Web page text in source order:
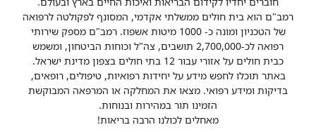
רמב"ם הוא בית חולים ממשלתי אקדמי, המסונף לפקולטה לרפואה
של הטכניון ומונה כ- 1000 מיטות אשפוז. רמב"ם מספק שירותי
רפואה לכ-2,700,000 תושבים, צה"ל וכוחות הביטחון, ומשמש
כבית חולים על אזורי עבור 12 בתי חולים בצפון מדינת ישראל.
באתר תוכלו לחפש מידע על יחידות רפואיות, טיפולים, רופאים,
בדיקות ומידע רפואי. מצאו את המחלקה או המרפאה המבוקשת
הזמינו תור במהירות ובנוחות.
מאחלים לכולנו הרבה בריאות!